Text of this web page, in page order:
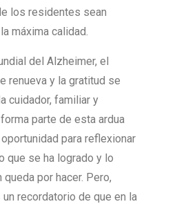
los residentes sean
máxima calidad.
del Alzheimer, el
renueva y la gratitud se
cuidador, familiar y
parte de esta ardua
para reflexionar
que se ha logrado y lo
queda por hacer. Pero,
recordatorio de que en la